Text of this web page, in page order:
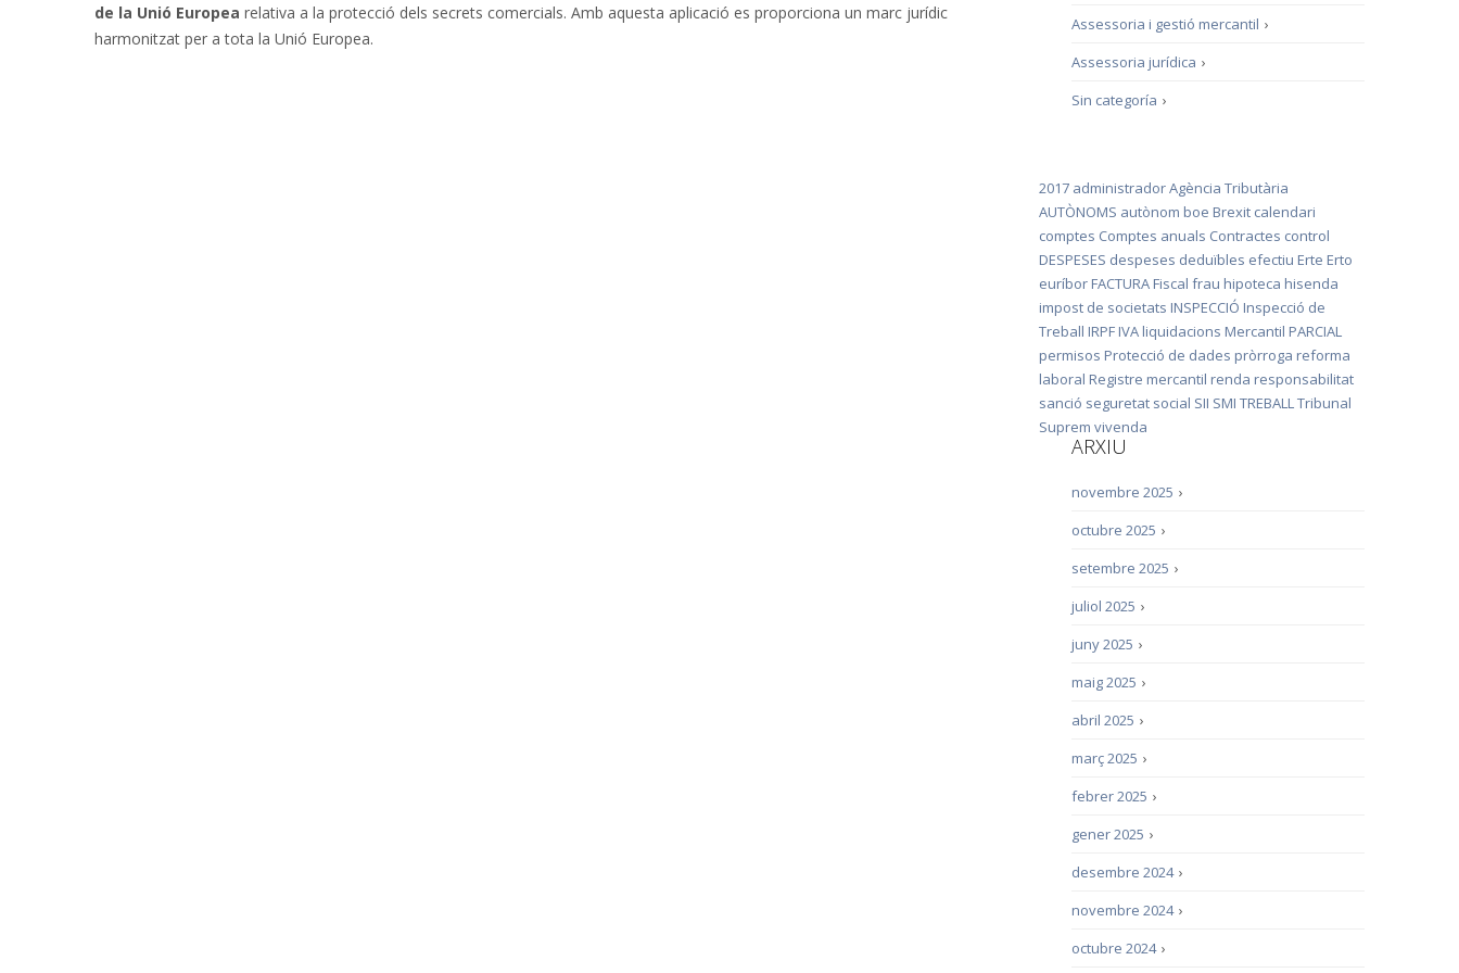
de la Unió Europea relativa a la protecció dels secrets comercials. Amb aquesta aplicació es proporciona un marc jurídic
harmonitzat per a tota la Unió Europea.
›
Assessoria i gestió mercantil
›
Assessoria jurídica
›
Sin categoría
2017 administradorAgència Tributària
AUTÒNOMS autònom boe Brexit calendari
comptes Comptes anuals Contractes control
DESPESES despeses deduïbles efectiu Erte Erto
euríbor FACTURA Fiscal frau hipoteca hisenda
impost de societats INSPECCIÓ Inspecció de
Treball IRPF IVA liquidacions Mercantil PARCIAL
permisos Protecció de dades pròrroga reforma
laboral Registre mercantil renda responsabilitat
sanció seguretat social SII SMI TREBALLTribunal
Suprem vivenda
ARXIU
›
novembre 2025
›
octubre 2025
›
setembre 2025
›
juliol 2025
›
juny 2025
›
maig 2025
›
abril 2025
›
març 2025
›
febrer 2025
›
gener 2025
›
desembre 2024
›
novembre 2024
›
octubre 2024